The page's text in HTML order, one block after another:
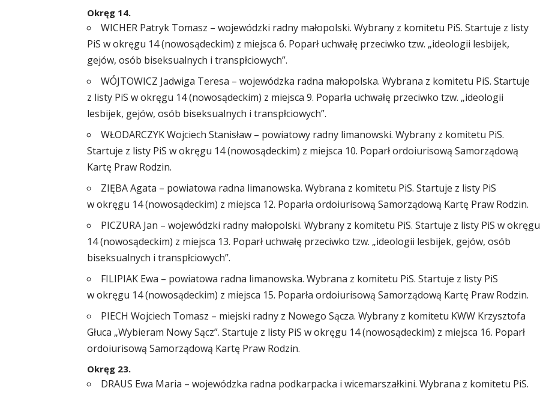
Okręg 14.
WICHER Patryk Tomasz – wojewódzki radny małopolski. Wybrany z komitetu PiS. Startuje z listy
PiS w okręgu 14 (nowosądeckim) z miejsca 6. Poparł uchwałę przeciwko tzw. „ideologii lesbijek,
gejów, osób biseksualnych i transpłciowych”.
WÓJTOWICZ Jadwiga Teresa – wojewódzka radna małopolska. Wybrana z komitetu PiS. Startuje
z listy PiS w okręgu 14 (nowosądeckim) z miejsca 9. Poparła uchwałę przeciwko tzw. „ideologii
lesbijek, gejów, osób biseksualnych i transpłciowych”.
WŁODARCZYK Wojciech Stanisław – powiatowy radny limanowski. Wybrany z komitetu PiS.
Startuje z listy PiS w okręgu 14 (nowosądeckim) z miejsca 10. Poparł ordoiurisową Samorządową
Kartę Praw Rodzin.
ZIĘBA Agata – powiatowa radna limanowska. Wybrana z komitetu PiS. Startuje z listy PiS
w okręgu 14 (nowosądeckim) z miejsca 12. Poparła ordoiurisową Samorządową Kartę Praw Rodzin.
PICZURA Jan – wojewódzki radny małopolski. Wybrany z komitetu PiS. Startuje z listy PiS w okręgu
14 (nowosądeckim) z miejsca 13. Poparł uchwałę przeciwko tzw. „ideologii lesbijek, gejów, osób
biseksualnych i transpłciowych”.
FILIPIAK Ewa – powiatowa radna limanowska. Wybrana z komitetu PiS. Startuje z listy PiS
w okręgu 14 (nowosądeckim) z miejsca 15. Poparła ordoiurisową Samorządową Kartę Praw Rodzin.
PIECH Wojciech Tomasz – miejski radny z Nowego Sącza. Wybrany z komitetu KWW Krzysztofa
Głuca „Wybieram Nowy Sącz”. Startuje z listy PiS w okręgu 14 (nowosądeckim) z miejsca 16. Poparł
ordoiurisową Samorządową Kartę Praw Rodzin.
Okręg 23.
DRAUS Ewa Maria – wojewódzka radna podkarpacka i wicemarszałkini. Wybrana z komitetu PiS.